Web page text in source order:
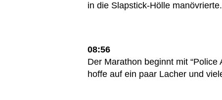
in die Slapstick-Hölle
08:56
Der Marathon beginnt mit
hoffe auf ein paar Lacher und